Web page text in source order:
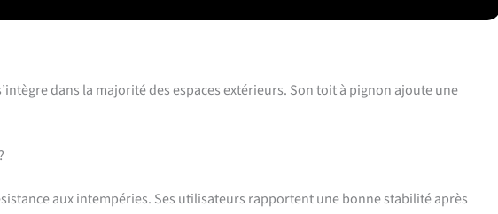
de type bloc de construction simplifie grandement le montage. Le
et portez toujours les gants fournis
dans la majorité des espaces extérieurs. Son toit à pignon ajoute une
aux intempéries. Ses utilisateurs rapportent une bonne stabilité après